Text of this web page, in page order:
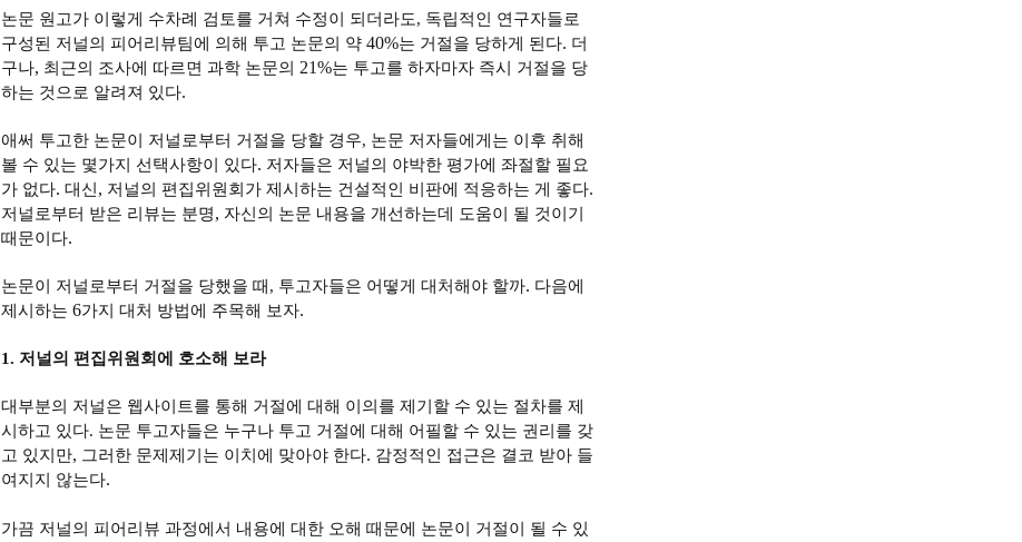
논문 원고가 이렇게 수차례 검토를 거쳐 수정이 되더라도, 독립적인 연구자들로
구성된 저널의 피어리뷰팀에 의해 투고 논문의 약 40%는 거절을 당하게 된다. 더
구나, 최근의 조사에 따르면 과학 논문의 21%는 투고를 하자마자 즉시 거절을 당
하는 것으로 알려져 있다.
애써 투고한 논문이 저널로부터 거절을 당할 경우, 논문 저자들에게는 이후 취해
볼 수 있는 몇가지 선택사항이 있다. 저자들은 저널의 야박한 평가에 좌절할 필요
가 없다. 대신 , 저널의 편집위원회가 제시하는 건설적인 비판에 적응하는 게 좋다.
저널로부터 받은 리뷰는 분명, 자신의 논문 내용을 개선하는데 도움이 될 것이기
때문이다.
논문이 저널로부터 거절을 당했을 때 , 투고자들은 어떻게 대처해야 할까. 다음에
제시하는 6가지 대처 방법에 주목해 보자.
1. 저널의 편집위원회에 호소해 보라
대부분의 저널은 웹사이트를 통해 거절에 대해 이의를 제기할 수 있는 절차를 제
시하고 있다. 논문 투고자들은 누구나 투고 거절에 대해 어필할 수 있는 권리를 갖
고 있지만, 그러한 문제제기는 이치에 맞아야 한다. 감정적인 접근은 결코 받아 들
여지지 않는다.
가끔 저널의 피어리뷰 과정에서 내용에 대한 오해 때문에 논문이 거절이 될 수 있